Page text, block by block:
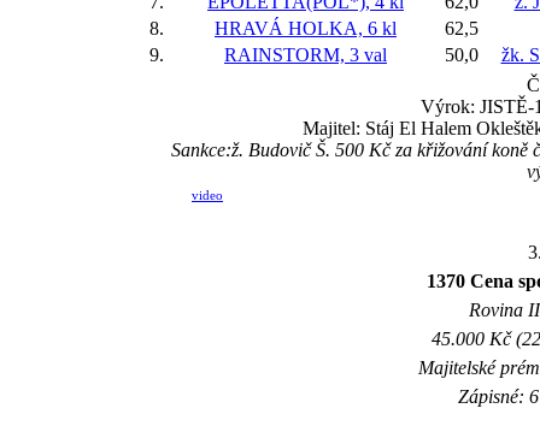
8.
HRAVÁ HOLKA, 6 kl
62,5
9.
RAINSTORM, 3 val 50,0
žk.
Výrok: JISTĚ-
Majitel: Stáj El Halem
Sankce:ž. Budovič Š. 500 Kč za křižování
video
1370 Cena
Rovina
45.000 Kč
Majitelské
Zápisné: